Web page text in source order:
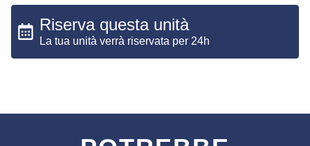
Riserva questa unità
La tua unità verrà riservata per 24h